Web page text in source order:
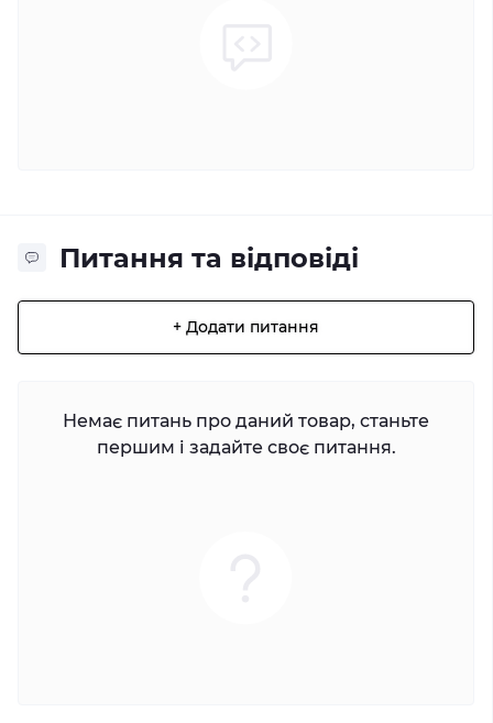
Питання та відповіді
+ Додати питання
Немає питань про даний товар, станьте
першим і задайте своє питання.